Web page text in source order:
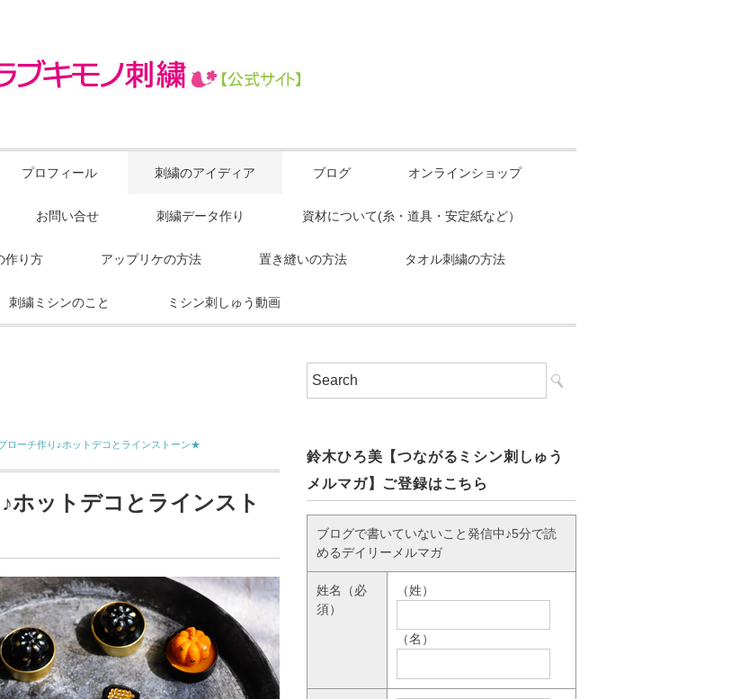
プロフィール 刺繍のアイディア ブログ オンラインショップ
お問い合せ 刺繍データ作り 資材について(糸・道具・安定紙など）
作り方 アップリケの方法 置き縫いの方法 タオル刺繍の方法
刺繍ミシンのこと ミシン刺しゅう動画
ローチ作り♪ホットデコとラインストーン★
ホットデコとラインスト
鈴木ひろ美【つながるミシン刺しゅう
メルマガ】ご登録はこちら
ブログで書いていないこと発信中♪5分で読
めるデイリーメルマガ
姓名
（必
須）
（姓）
（名）